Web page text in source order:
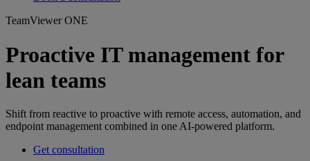
TeamViewer ONE
Proactive IT management for
lean teams
Shift from reactive to proactive with remote access, automation, and
endpoint management combined in one AI-powered platform.
Get consultation